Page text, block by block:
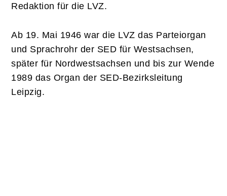
Redaktion für die LVZ.
Ab 19. Mai 1946 war die LVZ das Parteiorgan
und Sprachrohr der SED für Westsachsen,
später für Nordwestsachsen und bis zur Wende
1989 das Organ der SED-Bezirksleitung
Leipzig.